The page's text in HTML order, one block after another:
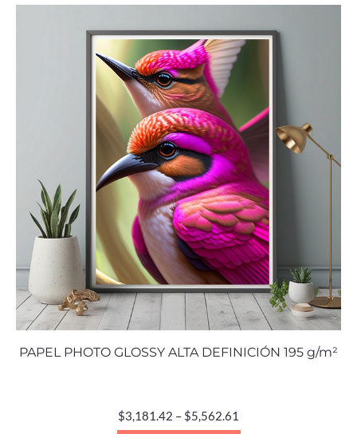
PAPEL PHOTO GLOSSY ALTA DEFINICIÓN 195 g/m²
$3,181.42 – $5,562.61